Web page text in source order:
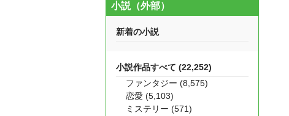
小説（外部）
新着の小説
小説作品すべて (22,252)
ファンタジー (8,575)
恋愛 (5,103)
ミステリー (571)